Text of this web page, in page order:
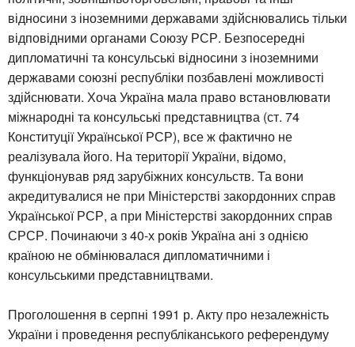
відносини з іноземними державами здійснювались тільки
відповідними органами Союзу РСР. Безпосередні
дипломатичні та консульські відносини з іноземними
державами союзні республіки позбавлені можливості
здійснювати. Хоча Україна мала право встановлювати
міжнародні та консульські представництва (ст. 74
Конституції Української РСР), все ж фактично не
реалізувала його. На території України, відомо,
функціонував ряд зарубіжних консульств. Та вони
акредитувалися не при Міністерстві закордонних справ
Української РСР, а при Міністерстві закордонних справ
СРСР. Починаючи з 40-х років Україна ані з однією
країною не обмінювалася дипломатичними і
консульськими представництвами.
Проголошення в серпні 1991 р. Акту про незалежність
України і проведення республіканського референдуму